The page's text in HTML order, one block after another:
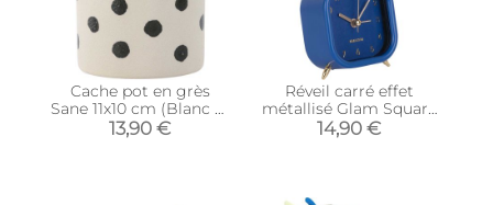
Cache pot en grès
Sane 11x10 cm (Blanc et
noir)
13,90 €
Réveil carré effet
métallisé Glam Square
(Bleu foncé)
14,90 €